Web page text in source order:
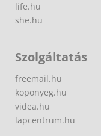
life.hu
she.hu
Szolgáltatás
freemail.hu
koponyeg.hu
videa.hu
lapcentrum.hu